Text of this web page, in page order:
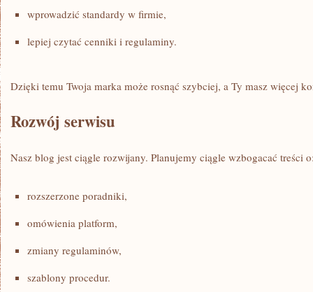
wprowadzić standardy w firmie,
lepiej czytać cenniki i regulaminy.
Dzięki temu Twoja marka może rosnąć szybciej, a Ty masz więcej
Rozwój serwisu
Nasz blog jest ciągle rozwijany. Planujemy ciągle wzbogacać treści
rozszerzone poradniki,
omówienia platform,
zmiany regulaminów,
szablony procedur.